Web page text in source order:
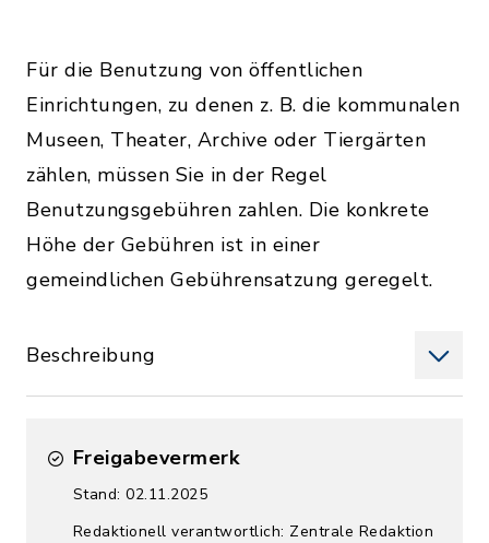
Für die Benutzung von öffentlichen
Einrichtungen, zu denen z. B. die kommunalen
Museen, Theater, Archive oder Tiergärten
zählen, müssen Sie in der Regel
Benutzungsgebühren zahlen. Die konkrete
Höhe der Gebühren ist in einer
gemeindlichen Gebührensatzung geregelt.
Beschreibung
Freigabevermerk
Stand: 02.11.2025
Redaktionell verantwortlich: Zentrale Redaktion